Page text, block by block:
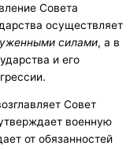
Совета
осуществляет
силами, а в
и его
Совет
военную
от обязанностей